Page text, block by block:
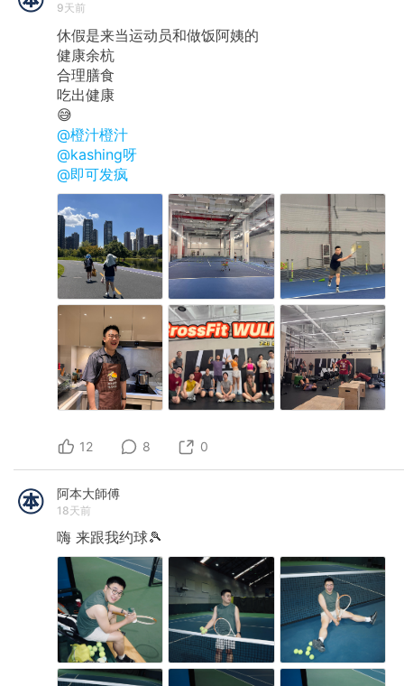
9天前
休假是来当运动员和做饭阿姨的
健康余杭
合理膳食
吃出健康
😅
@橙汁橙汁
@kashing呀
@即可发疯
12 8 0
阿本大師傅
18天前
嗨 来跟我约球🎾